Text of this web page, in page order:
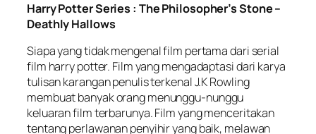
Harry Potter Series : The Philosopher’s Stone –
Deathly Hallows
Siapa yang tidak mengenal film pertama dari serial
film harry potter. Film yang mengadaptasi dari karya
tulisan karangan penulis terkenal J.K Rowling
membuat banyak orang menunggu-nunggu
keluaran film terbarunya. Film yang menceritakan
tentang perlawanan penyihir yang baik, melawan